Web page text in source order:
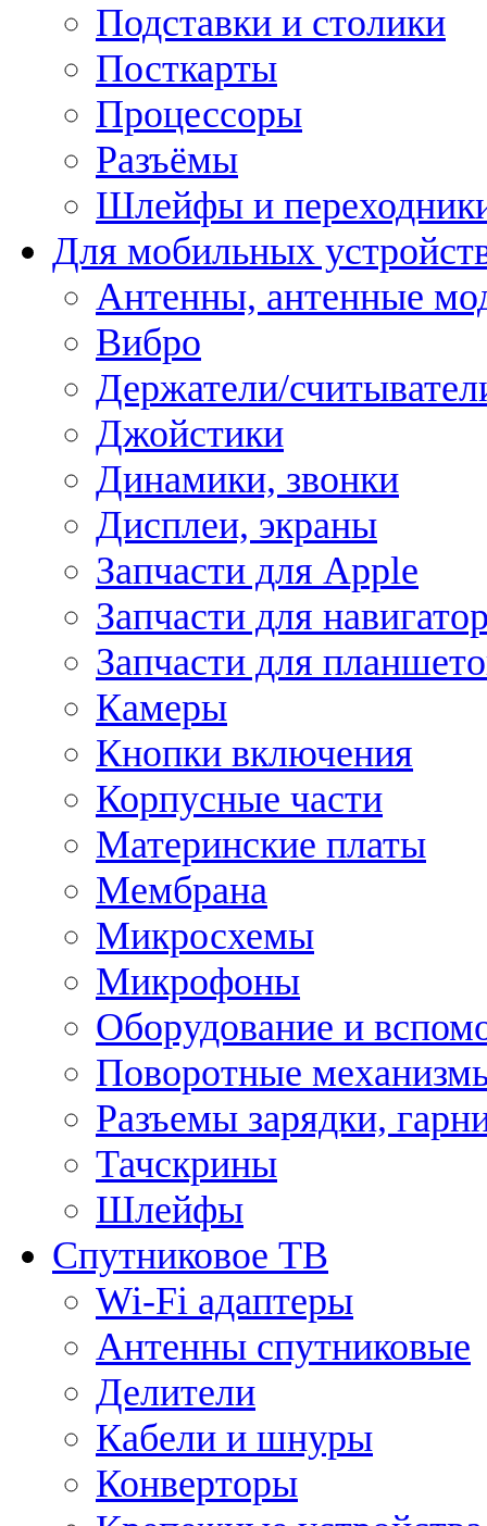
Подставки и столики
Посткарты
Процессоры
Разъёмы
Шлейфы и
Для мобильных
Антенны, антенные
Вибро
Держатели/
Джойстики
Динамики, звонки
Дисплеи, экраны
Запчасти для Apple
Запчасти для
Запчасти для
Камеры
Кнопки включения
Корпусные части
Материнские платы
Мембрана
Микросхемы
Микрофоны
Оборудование и
Поворотные
Разъемы зарядки,
Тачскрины
Шлейфы
Спутниковое ТВ
Wi-Fi адаптеры
Антенны спутниковые
Делители
Кабели и шнуры
Конверторы